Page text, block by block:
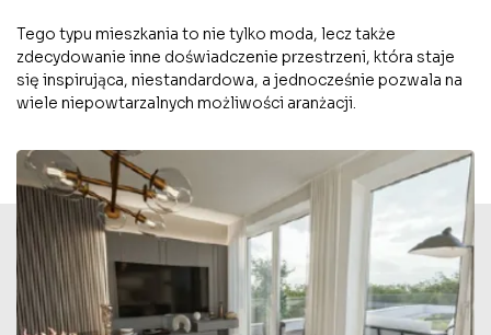
Tego typu mieszkania to nie tylko moda, lecz także
zdecydowanie inne doświadczenie przestrzeni, która staje
się inspirująca, niestandardowa, a jednocześnie pozwala na
wiele niepowtarzalnych możliwości aranżacji.